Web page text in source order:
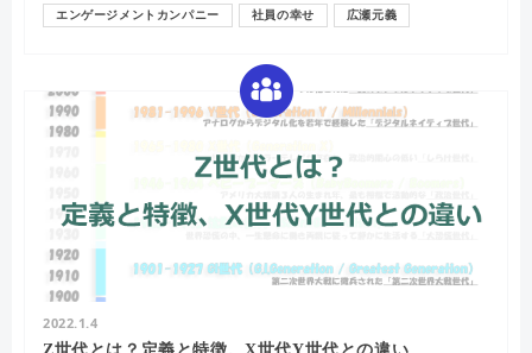
エンゲージメントカンパニー 社員の幸せ 広瀬元義
2022.1.4